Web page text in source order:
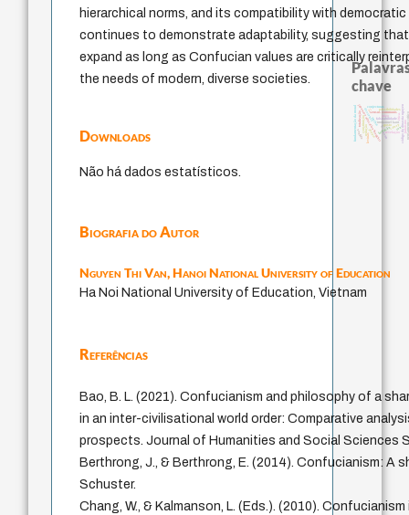
hierarchical norms, and its compatibility with
continues to demonstrate adaptability, suggesting
expand as long as Confucian values are critically
the needs of modern, diverse societies.
Downloads
Não há dados estatísticos.
Biografia do Autor
Nguyen Thi Van,Hanoi National University of Education
Ha Noi National University of Education, Vietnam
Referências
Bao, B. L. (2021). Confucianism and philosophy of a
in an inter-civilisational world order: Comparative
prospects. Journal of Humanities and Social Sciences
Berthrong, J., & Berthrong, E. (2014). Confucianism: A
Schuster.
Chang, W., & Kalmanson, L. (Eds.). (2010).
chave
immanuel kant
japanese education thoughts código da dinastia nguyen
gosto
sensus communis
formação
redução
mulher
popper
falseabilidade
carnap
constituição
totalização
nome
possibilidades
judaísmo
revelação
fundamentação da moral conjecturas
descartes
ren
ética.
levinas
yi
sentido